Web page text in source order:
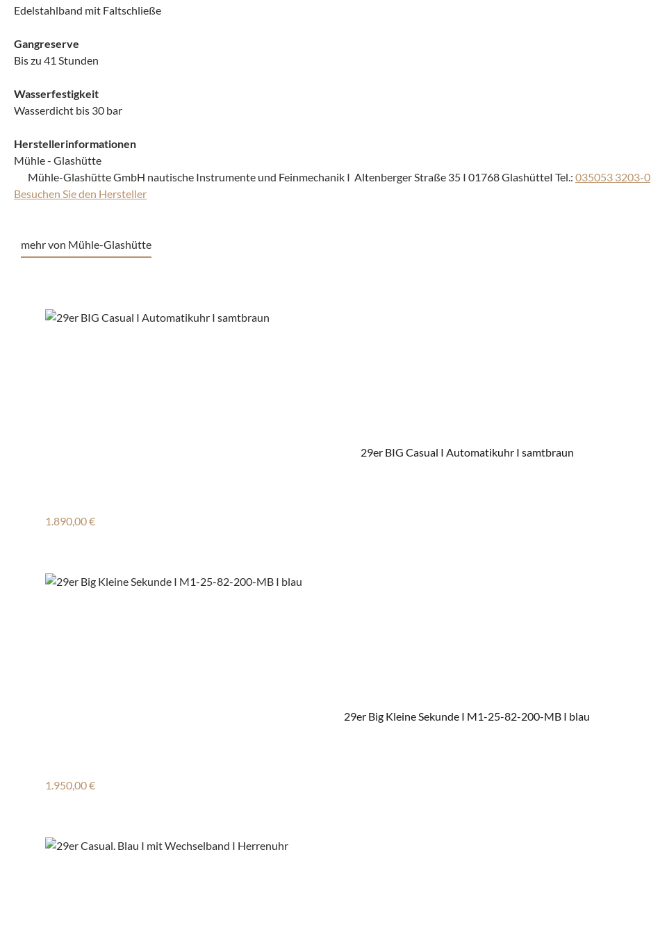
Edelstahlband mit Faltschließe
Gangreserve
Bis zu 41 Stunden
Wasserfestigkeit
Wasserdicht bis 30 bar
Herstellerinformationen
Mühle - Glashütte
Mühle-Glashütte GmbH nautische Instrumente und Feinmechanik I Altenberger Straße 35 I 01768 GlashütteI Tel.: 035053 3203-0
Besuchen Sie den Hersteller
mehr von Mühle-Glashütte
29er BIG Casual I Automatikuhr I samtbraun
Regulärer Preis:
1.890,00 €
29er Big Kleine Sekunde I M1-25-82-200-MB I blau
Regulärer Preis:
1.950,00 €